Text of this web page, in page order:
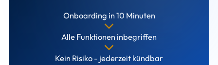
Onboarding in 10 Minuten
Alle Funktionen inbegriffen
Kein Risiko - jederzeit kündbar